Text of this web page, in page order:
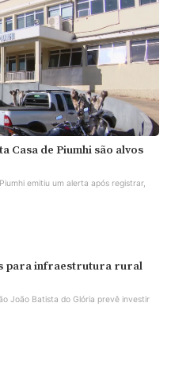
Casa de Piumhi são alvos
emitiu um alerta após registrar,
para infraestrutura rural
João Batista do Glória prevê investir